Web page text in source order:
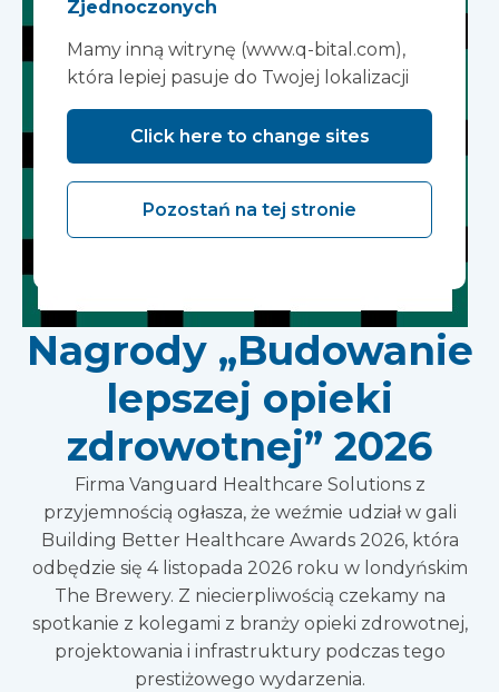
Nagrody „Budowanie
lepszej opieki
zdrowotnej” 2026
Firma Vanguard Healthcare Solutions z
przyjemnością ogłasza, że weźmie udział w gali
Building Better Healthcare Awards 2026, która
odbędzie się 4 listopada 2026 roku w londyńskim
The Brewery. Z niecierpliwością czekamy na
spotkanie z kolegami z branży opieki zdrowotnej,
projektowania i infrastruktury podczas tego
prestiżowego wydarzenia.
Zjednoczonych
Mamy inną witrynę (www.q-bital.com),
która lepiej pasuje do Twojej lokalizacji
Click here to change sites
Pozostań na tej stronie